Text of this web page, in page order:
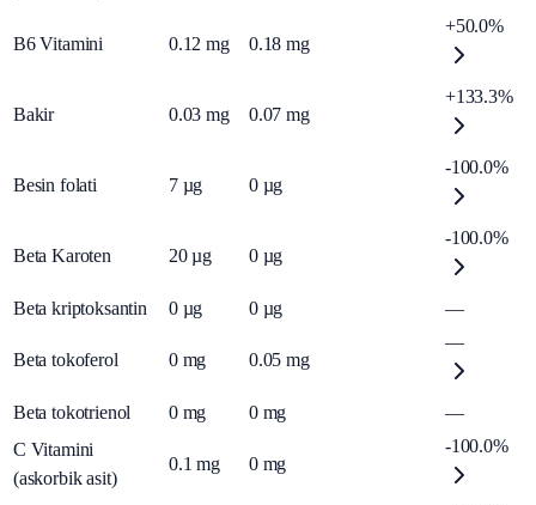
B6 Vitamini 0.12 mg 0.18 mg
+50.0%
Bakir 0.03 mg 0.07 mg
+133.3%
Besin folati 7 µg 0 µg
-100.0%
Beta Karoten 20 µg 0 µg
-100.0%
Beta kriptoksantin 0 µg 0 µg —
Beta tokoferol 0 mg 0.05 mg
—
Beta tokotrienol 0 mg 0 mg
—
C Vitamini
(askorbik asit)
0.1 mg 0 mg
-100.0%